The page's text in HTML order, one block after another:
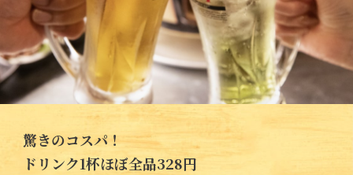
驚きのコスパ！
ドリンク1杯ほぼ全品328円